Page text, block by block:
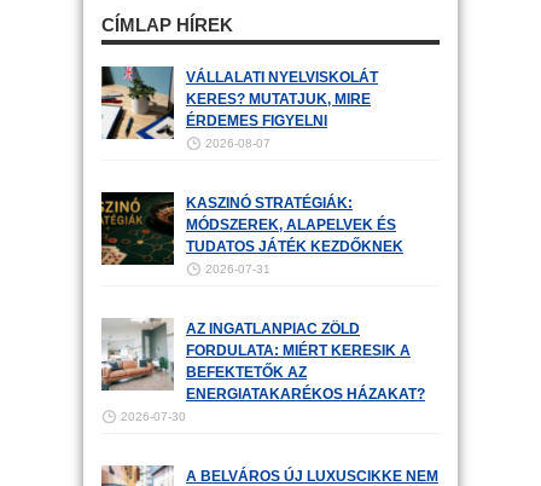
CÍMLAP HÍREK
VÁLLALATI NYELVISKOLÁT
KERES? MUTATJUK, MIRE
ÉRDEMES FIGYELNI
2026-08-07
KASZINÓ STRATÉGIÁK:
MÓDSZEREK, ALAPELVEK ÉS
TUDATOS JÁTÉK KEZDŐKNEK
2026-07-31
AZ INGATLANPIAC ZÖLD
FORDULATA: MIÉRT KERESIK A
BEFEKTETŐK AZ
ENERGIATAKARÉKOS HÁZAKAT?
2026-07-30
A BELVÁROS ÚJ LUXUSCIKKE NEM